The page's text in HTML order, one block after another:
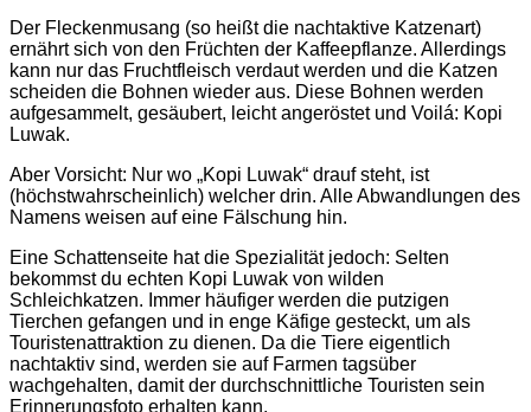
Der Fleckenmusang (so heißt die nachtaktive Katzenart)
ernährt sich von den Früchten der Kaffeepflanze. Allerdings
kann nur das Fruchtfleisch verdaut werden und die Katzen
scheiden die Bohnen wieder aus. Diese Bohnen werden
aufgesammelt, gesäubert, leicht angeröstet und Voilá: Kopi
Luwak.
Aber Vorsicht: Nur wo „Kopi Luwak“ drauf steht, ist
(höchstwahrscheinlich) welcher drin. Alle Abwandlungen des
Namens weisen auf eine Fälschung hin.
Eine Schattenseite hat die Spezialität jedoch: Selten
bekommst du echten Kopi Luwak von wilden
Schleichkatzen. Immer häufiger werden die putzigen
Tierchen gefangen und in enge Käfige gesteckt, um als
Touristenattraktion zu dienen. Da die Tiere eigentlich
nachtaktiv sind, werden sie auf Farmen tagsüber
wachgehalten, damit der durchschnittliche Touristen sein
Erinnerungsfoto erhalten kann.